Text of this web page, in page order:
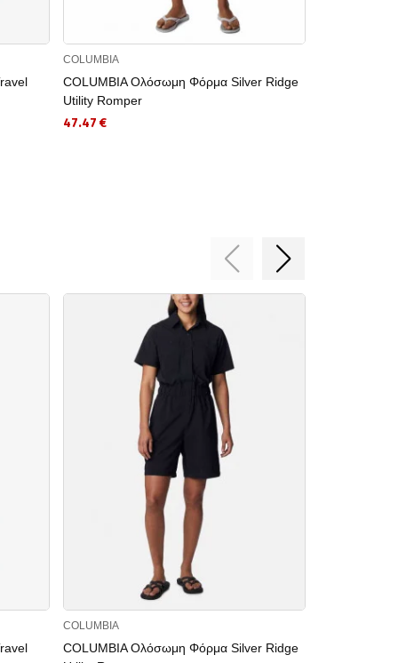
COLUMBIA
COLUMBIA Ολόσωμη Φόρμα Silver Ridge
Utility Romper
47.47 €
COLUMBIA
COLUMBIA Ολόσωμη Φόρμα Silver Ridge